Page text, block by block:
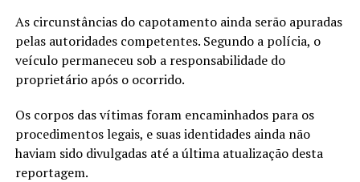
As circunstâncias do capotamento ainda serão apuradas
pelas autoridades competentes. Segundo a polícia, o
veículo permaneceu sob a responsabilidade do
proprietário após o ocorrido.
Os corpos das vítimas foram encaminhados para os
procedimentos legais, e suas identidades ainda não
haviam sido divulgadas até a última atualização desta
reportagem.